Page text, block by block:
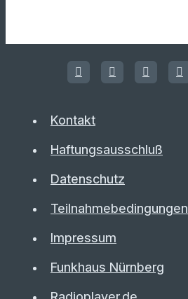
Kontakt
Haftungsausschluß
Datenschutz
Teilnahmebedingungen
Impressum
Funkhaus Nürnberg